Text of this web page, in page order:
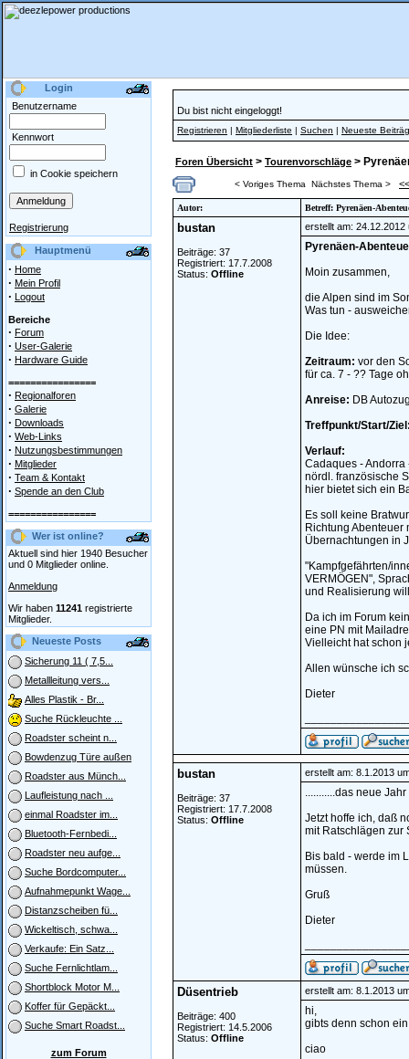
Login
Benutzername
Kennwort
in Cookie speichern
Registrierung
Hauptmenü
· Home
· Mein Profil
· Logout
Bereiche
· Forum
· User-Galerie
· Hardware Guide
================
· Regionalforen
· Galerie
· Downloads
· Web-Links
· Nutzungsbestimmungen
· Mitglieder
· Team & Kontakt
· Spende an den Club
================
Wer ist online?
Aktuell sind hier 1940 Besucher
und 0 Mitglieder online.
Anmeldung
Wir haben 11241 registrierte
Mitglieder.
Neueste Posts
Sicherung 11 ( 7,5...
Metallleitung vers...
Alles Plastik - Br...
Suche Rückleuchte ...
Roadster scheint n...
Bowdenzug Türe außen
Roadster aus Münch...
Laufleistung nach ...
einmal Roadster im...
Bluetooth-Fernbedi...
Roadster neu aufge...
Suche Bordcomputer...
Aufnahmepunkt Wage...
Distanzscheiben fü...
Wickeltisch, schwa...
Verkaufe: Ein Satz...
Suche Fernlichtlam...
Shortblock Motor M...
Koffer für Gepäckt...
Suche Smart Roadst...
zum Forum
Du bist nicht eingeloggt!
Registrieren | Mitgliederliste | Suchen | Neueste
Foren Übersicht > Tourenvorschläge >
< Voriges Thema Nächstes Thema > <<
Autor: Betreff: Pyrenäen-
bustan
Beiträge: 37
Registriert: 17.7.2008
Status: Offline
erstellt am: 24.12.2012
Pyrenäen-
Moin zusammen,
die Alpen sind im
Was tun -
Die Idee:
Zeitraum: vor den
für ca. 7 - ?? Tage
Anreise: DB
Treffpunkt/Start/
Verlauf:
Cadaques - Andorra
nördl. französische
hier bietet sich ein
Es soll keine
Richtung Abenteuer
Übernachtungen in
"Kampfgefährten/
VERMÖGEN",
und Realisierung
Da ich im Forum
eine PN mit
Vielleicht hat schon
Allen wünsche ich
Dieter
bustan
Beiträge: 37
Registriert: 17.7.2008
Status: Offline
erstellt am: 8.1.2013
...........das neue
Jetzt hoffe ich, daß
mit Ratschlägen zur
Bis bald - werde im
müssen.
Gruß
Dieter
Düsentrieb
Beiträge: 400
Registriert: 14.5.2006
Status: Offline
erstellt am: 8.1.2013
hi,
gibts denn schon
ciao